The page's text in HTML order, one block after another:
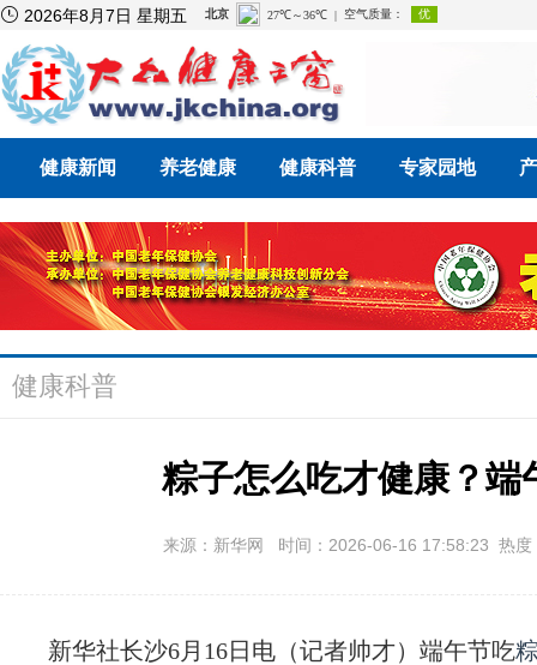
 2026年8月7日 星期五
健康新闻 养老健康 健康科普 专家园地
健康科普
粽子怎么吃才健康？端
来源：新华网 时间：2026-06-16 17:58:23 热
新华社长沙6月16日电（记者帅才）端午节吃